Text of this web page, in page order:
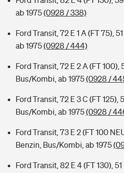
ab 1975(0928 / 338)
Ford Transit, 72 E 1 A (FT 75),
ab 1975(0928 / 444)
Ford Transit, 72 E 2 A (FT 100),
Bus/Kombi, ab 1975(0928 /
Ford Transit, 72 E 3 C (FT 125),
Bus/Kombi, ab 1975(0928 /
Ford Transit, 73 E 2 (FT 100
Benzin, Bus/Kombi, ab 1975
Ford Transit, 82 E 4 (FT 130),